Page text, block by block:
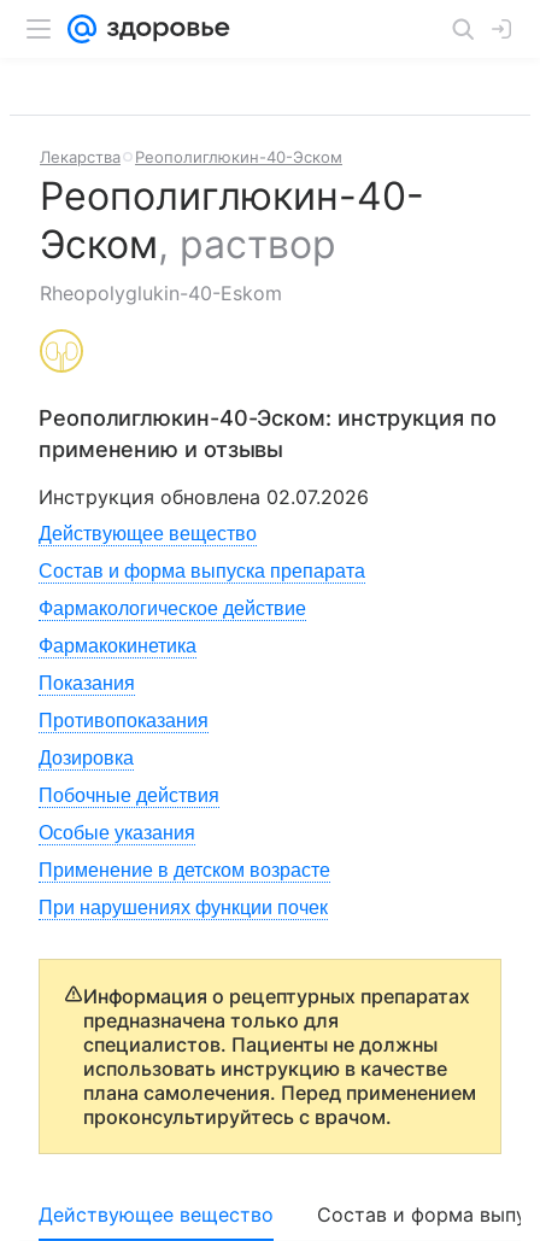
Лекарства Реополиглюкин-40-Эском
Реополиглюкин-40-
Эском, раствор
Rheopolyglukin-40-Eskom
Реополиглюкин-40-Эском: инструкция по
применению и отзывы
Инструкция обновлена 02.07.2026
Действующее вещество
Состав и форма выпуска препарата
Фармакологическое действие
Фармакокинетика
Показания
Противопоказания
Дозировка
Побочные действия
Особые указания
Применение в детском возрасте
При нарушениях функции почек
Информация о рецептурных препаратах
предназначена только для
специалистов. Пациенты не должны
использовать инструкцию в качестве
плана самолечения. Перед применением
проконсультируйтесь с врачом.
Действующее вещество Состав и форма